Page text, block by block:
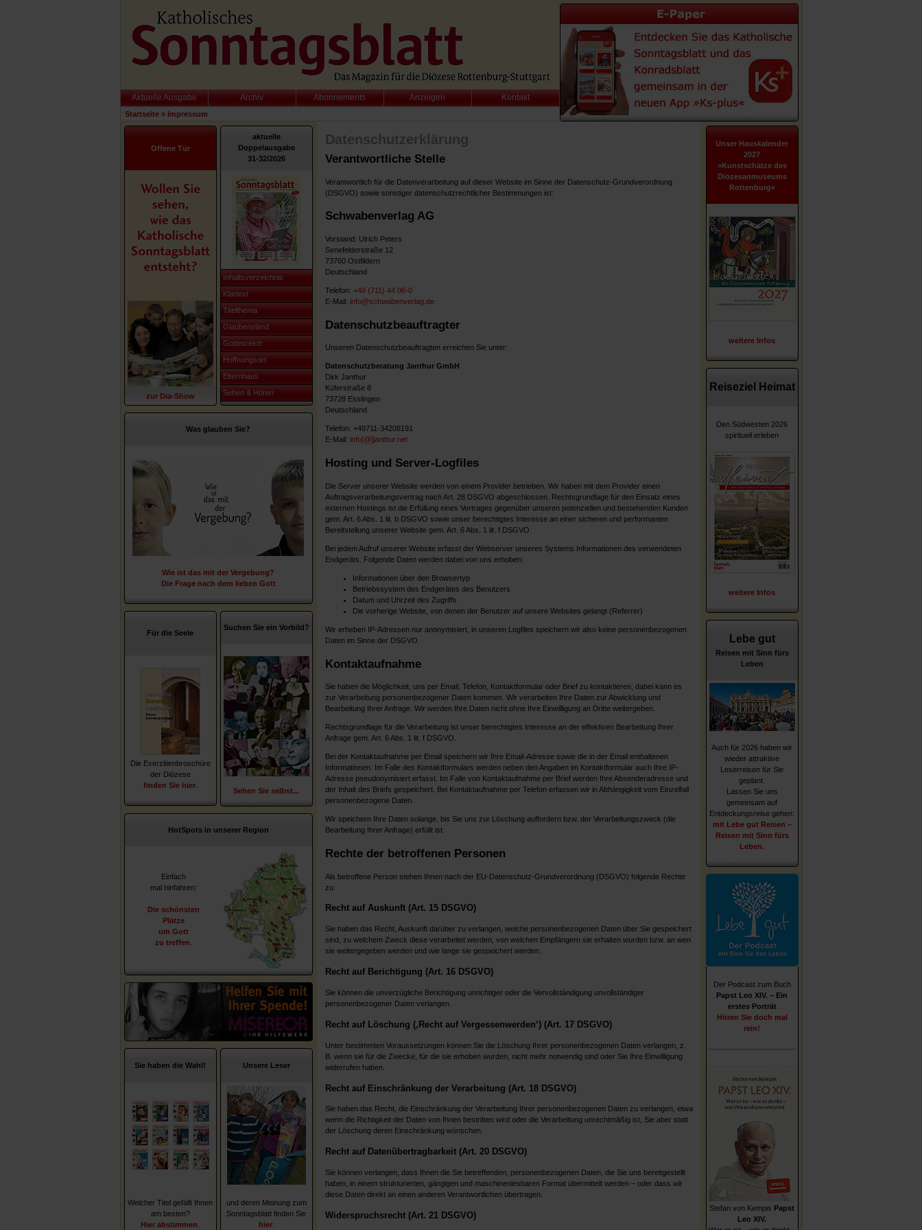
Aktuelle Ausgabe Archiv Abonnements Anzeigen Kontakt
Startseite» Impressum
Offene Tür
zur Dia-Show
aktuelle
Doppelausgabe
31-32/2026
Inhaltsverzeichnis
Klartext
Titelthema
Glaubensland
Gottesreich
Hoffnungsort
Elternhaus
Sehen & Hören
Was glauben Sie?
Wie ist das mit der Vergebung?
Die Frage nach dem lieben Gott
Für die Seele
Die Exerzitienbroschüre
der Diözese
finden Sie hier.
Suchen Sie ein Vorbild?
Sehen Sie selbst...
HotSpots in unserer Region
Einfach
mal hinfahren:
Die schönsten
Plätze
um Gott
zu treffen
Sie haben die Wahl!
Welcher Titel gefällt Ihnen
am besten?
Hier abstimmen
Unsere Leser
und deren Meinung zum
Sonntagsblatt finden Sie
hier.
Datenschutzerklärung
Verantwortliche Stelle
Verantwortlich für die Datenverarbeitung auf dieser Website im Sinne der Datenschutz-Grundverordnung
(DSGVO) sowie sonstiger datenschutzrechtlicher Bestimmungen ist:
Schwabenverlag AG
Vorstand: Ulrich Peters
Senefelderstraße 12
73760 Ostfildern
Deutschland
Telefon: +49 (711) 44 06-0
E-Mail: info@schwabenverlag.de
Datenschutzbeauftragter
Unseren Datenschutzbeauftragten erreichen Sie unter:
Datenschutzberatung Janthur GmbH
Dirk Janthur
Küferstraße 8
73728 Esslingen
Deutschland
Telefon: +49711-34208191
E-Mail: info[@]janthur.net
Hosting und Server-Logfiles
Die Server unserer Website werden von einem Provider betrieben. Wir haben mit dem Provider einen
Auftragsverarbeitungsvertrag nach Art. 28 DSGVO abgeschlossen. Rechtsgrundlage für den Einsatz eines
externen Hostings ist die Erfüllung eines Vertrages gegenüber unseren potenziellen und bestehenden Kunden
gem. Art. 6 Abs. 1 lit. b DSGVO sowie unser berechtigtes Interesse an einer sicheren und performanten
Bereitstellung unserer Website gem. Art. 6 Abs. 1 lit. f DSGVO.
Bei jedem Aufruf unserer Website erfasst der Webserver unseres Systems Informationen des verwendeten
Endgeräts. Folgende Daten werden dabei von uns erhoben:
Informationen über den Browsertyp
Betriebssystem des Endgerätes des Benutzers
Datum und Uhrzeit des Zugriffs
Die vorherige Website, von denen der Benutzer auf unsere Websites gelangt (Referrer)
Wir erheben IP-Adressen nur anonymisiert, in unseren Logfiles speichern wir also keine personenbezogenen
Daten im Sinne der DSGVO.
Kontaktaufnahme
Sie haben die Möglichkeit, uns per Email, Telefon, Kontaktformular oder Brief zu kontaktieren, dabei kann es
zur Verarbeitung personenbezogener Daten kommen. Wir verarbeiten Ihre Daten zur Abwicklung und
Bearbeitung Ihrer Anfrage. Wir werden Ihre Daten nicht ohne Ihre Einwilligung an Dritte weitergeben.
Rechtsgrundlage für die Verarbeitung ist unser berechtigtes Interesse an der effektiven Bearbeitung Ihrer
Anfrage gem. Art. 6 Abs. 1 lit. f DSGVO.
Bei der Kontaktaufnahme per Email speichern wir Ihre Email-Adresse sowie die in der Email enthaltenen
Informationen. Im Falle des Kontaktformulars werden neben den Angaben im Kontaktformular auch Ihre IP-
Adresse pseudonymisiert erfasst. Im Falle von Kontaktaufnahme per Brief werden Ihre Absenderadresse und
der Inhalt des Briefs gespeichert. Bei Kontaktaufnahme per Telefon erfassen wir in Abhängigkeit vom Einzelfall
personenbezogene Daten.
Wir speichern Ihre Daten solange, bis Sie uns zur Löschung auffordern bzw. der Verarbeitungszweck (die
Bearbeitung Ihrer Anfrage) erfüllt ist.
Rechte der betroffenen Personen
Als betroffene Person stehen Ihnen nach der EU-Datenschutz-Grundverordnung (DSGVO) folgende Rechte
zu:
Recht auf Auskunft (Art. 15 DSGVO)
Sie haben das Recht, Auskunft darüber zu verlangen, welche personenbezogenen Daten über Sie gespeichert
sind, zu welchem Zweck diese verarbeitet werden, von welchen Empfängern sie erhalten wurden bzw. an wen
sie weitergegeben werden und wie lange sie gespeichert werden.
Recht auf Berichtigung (Art. 16 DSGVO)
Sie können die unverzügliche Berichtigung unrichtiger oder die Vervollständigung unvollständiger
personenbezogener Daten verlangen.
Recht auf Löschung (‚Recht auf Vergessenwerden‘) (Art. 17 DSGVO)
Unter bestimmten Voraussetzungen können Sie die Löschung Ihrer personenbezogenen Daten verlangen, z.
B. wenn sie für die Zwecke, für die sie erhoben wurden, nicht mehr notwendig sind oder Sie Ihre Einwilligung
widerrufen haben.
Recht auf Einschränkung der Verarbeitung (Art. 18 DSGVO)
Sie haben das Recht, die Einschränkung der Verarbeitung Ihrer personenbezogenen Daten zu verlangen, etwa
wenn die Richtigkeit der Daten von Ihnen bestritten wird oder die Verarbeitung unrechtmäßig ist, Sie aber statt
der Löschung deren Einschränkung wünschen.
Recht auf Datenübertragbarkeit (Art. 20 DSGVO)
Sie können verlangen, dass Ihnen die Sie betreffenden, personenbezogenen Daten, die Sie uns bereitgestellt
haben, in einem strukturierten, gängigen und maschinenlesbaren Format übermittelt werden – oder dass wir
diese Daten direkt an einen anderen Verantwortlichen übertragen.
Widerspruchsrecht (Art. 21 DSGVO)
Unser Hauskalender
2027
»Kunstschätze des
Diözesanmuseums
Rottenburg«
weitere Infos
Reiseziel Heimat
Den Südwesten 2026
spirituell erleben
weitere Infos
Lebe gut
Reisen mit Sinn fürs
Leben
Auch für 2026 haben wir
wieder attraktive
Leserreisen für Sie
geplant.
Lassen Sie uns
gemeinsam auf
Entdeckungsreise gehen:
mit Lebe gut Reisen –
Reisen mit Sinn fürs
Leben.
Der Podcast zum Buch
Papst Leo XIV. – Ein
erstes Porträt
Hören Sie doch mal
rein!
Stefan von Kempis Papst
Leo XIV.